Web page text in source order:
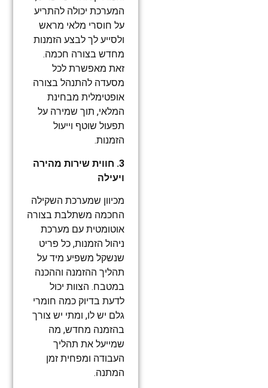
המערכת יכולה להתריע
על חוסרי מלאי מראש
ולסייע לך לבצע הזמנות
מחדש בצורה חכמה.
זאת מאפשרת לכל
מסעדה להתנהל בצורה
אופטימלית מבחינת
המלאי, תוך שמירה על
תפעול שוטף וייעול
הזמנות.
3. חווית שירות מהירה
ויעילה
מכיוון שמערכת השקילה
החכמה משתלבת בצורה
אוטומטית עם מערכת
ניהול הזמנות, כל פריט
שנשקל משפיע מיד על
תהליך ההזמנה וההכנה
במטבח. הצוות יכול
לדעת בדיוק כמה חומרי
גלם יש לו, ומתי יש צורך
בהזמנה מחדש, מה
שמייעל את תהליך
העבודה ומפחית זמן
המתנה.